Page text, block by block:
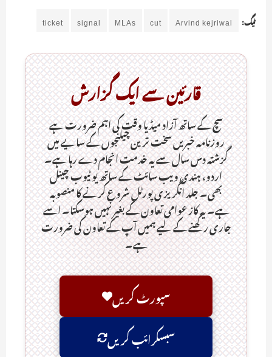
ٹیگ: Arvind kejriwal
cut
MLAs
signal
ticket
قارئین سے ایک گزارش
سچ کے ساتھ آزاد میڈیا وقت کی اہم ضرورت ہےـ
روزنامہ خبریں سخت ترین چیلنجوں کے سایے میں
گزشتہ دس سال سے یہ خدمت انجام دے رہا ہے۔
اردو، ہندی ویب سائٹ کے ساتھ یو ٹیوب چینل
بھی۔ جلد انگریزی پورٹل شروع کرنے کا منصوبہ
ہے۔ یہ کاز عوامی تعاون کے بغیر نہیں ہوسکتا۔ اسے
جاری رکھنے کے لیے ہمیں آپ کے تعاون کی ضرورت
ہے۔
سپورٹ کریں
سبسکرائب کریں